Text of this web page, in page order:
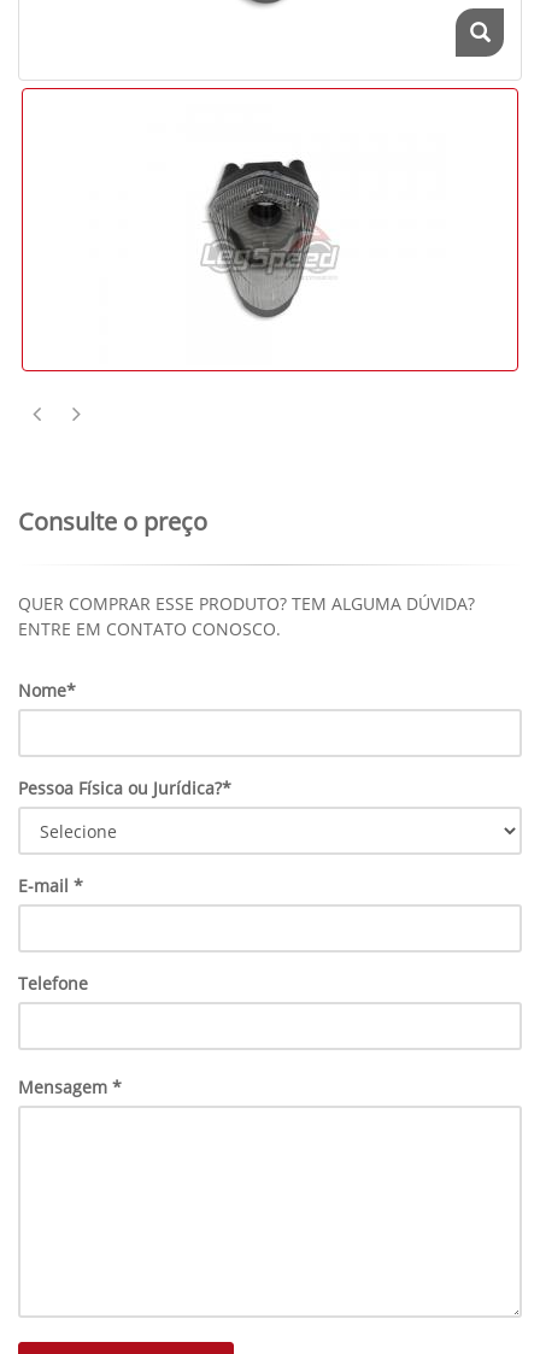
Consulte o preço
QUER COMPRAR ESSE PRODUTO? TEM ALGUMA DÚVIDA?
ENTRE EM CONTATO CONOSCO.
Nome*
Pessoa Física ou Jurídica?*
E-mail *
Telefone
Mensagem *